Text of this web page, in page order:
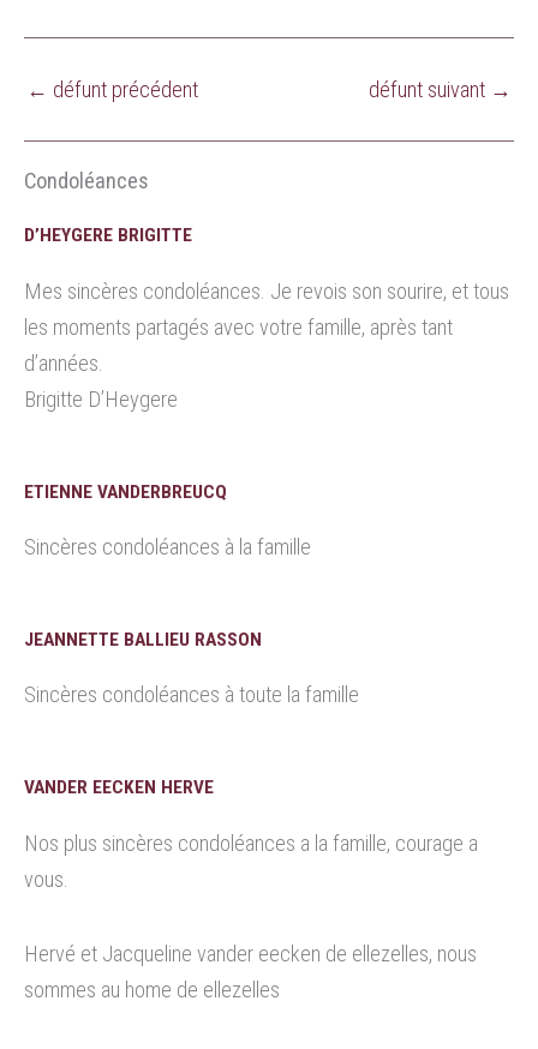
← défunt précédent défunt suivant →
Condoléances
D’HEYGERE BRIGITTE
Mes sincères condoléances. Je revois son sourire, et tous
les moments partagés avec votre famille, après tant
d’années.
Brigitte D’Heygere
ETIENNE VANDERBREUCQ
Sincères condoléances à la famille
JEANNETTE BALLIEU RASSON
Sincères condoléances à toute la famille
VANDER EECKEN HERVE
Nos plus sincères condoléances a la famille, courage a
vous.
Hervé et Jacqueline vander eecken de ellezelles, nous
sommes au home de ellezelles